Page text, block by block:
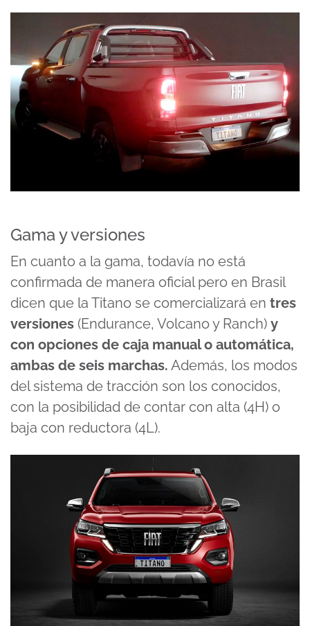
Gama y versiones
En cuanto a la gama, todavía no está
confirmada de manera oficial pero en Brasil
dicen que la Titano se comercializará en tres
versiones (Endurance, Volcano y Ranch) y
con opciones de caja manual o automática,
ambas de seis marchas. Además, los modos
del sistema de tracción son los conocidos,
con la posibilidad de contar con alta (4H) o
baja con reductora (4L).